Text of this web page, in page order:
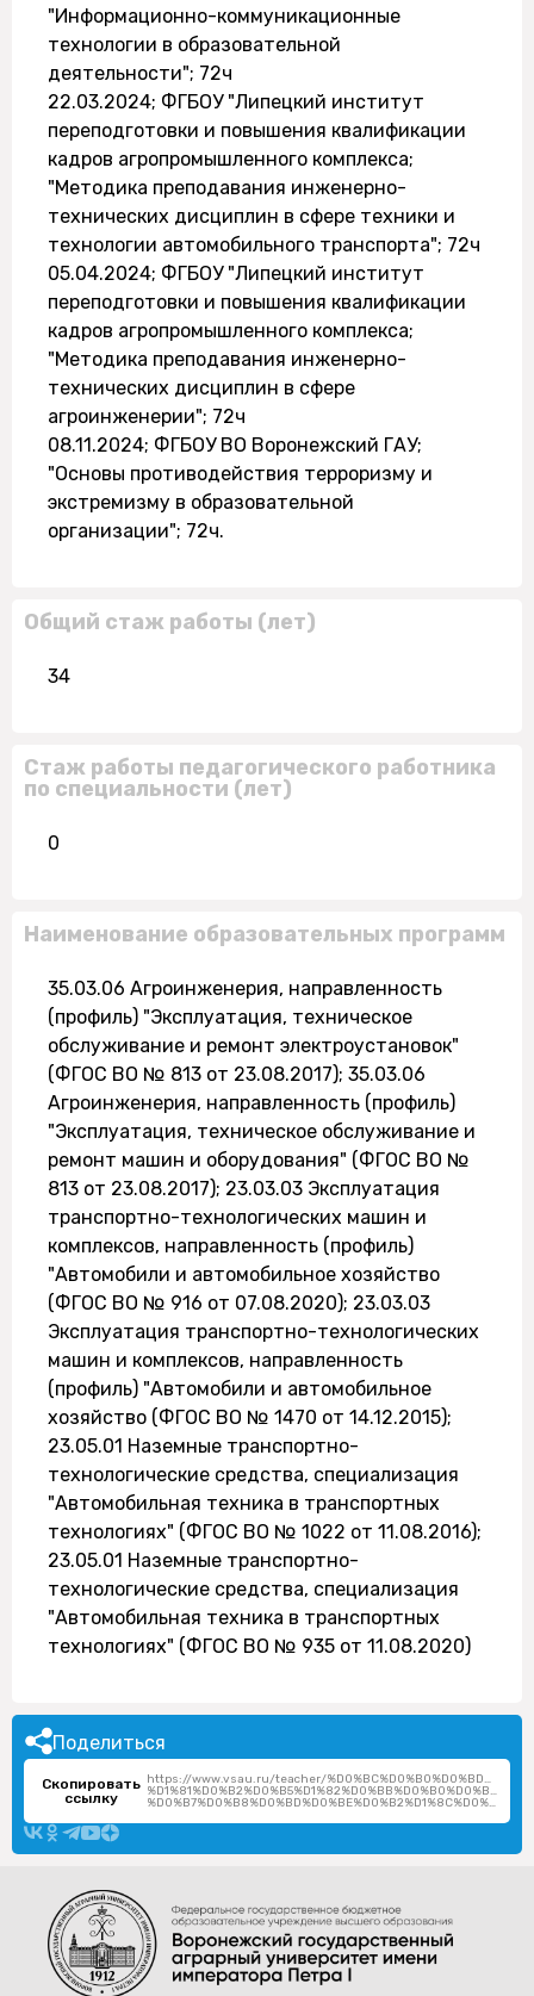
"Информационно-коммуникационные
технологии в образовательной
деятельности"; 72ч
22.03.2024; ФГБОУ "Липецкий институт
переподготовки и повышения квалификации
кадров агропромышленного комплекса;
"Методика преподавания инженерно-
технических дисциплин в сфере техники и
технологии автомобильного транспорта"; 72ч
05.04.2024; ФГБОУ "Липецкий институт
переподготовки и повышения квалификации
кадров агропромышленного комплекса;
"Методика преподавания инженерно-
технических дисциплин в сфере
агроинженерии"; 72ч
08.11.2024; ФГБОУ ВО Воронежский ГАУ;
"Основы противодействия терроризму и
экстремизму в образовательной
организации"; 72ч.
Общий стаж работы (лет)
34
Стаж работы педагогического работника
по специальности (лет)
0
Наименование образовательных программ
35.03.06 Агроинженерия, направленность
(профиль) "Эксплуатация, техническое
обслуживание и ремонт электроустановок"
(ФГОС ВО № 813 от 23.08.2017); 35.03.06
Агроинженерия, направленность (профиль)
"Эксплуатация, техническое обслуживание и
ремонт машин и оборудования" (ФГОС ВО №
813 от 23.08.2017); 23.03.03 Эксплуатация
транспортно-технологических машин и
комплексов, направленность (профиль)
"Автомобили и автомобильное хозяйство
(ФГОС ВО № 916 от 07.08.2020); 23.03.03
Эксплуатация транспортно-технологических
машин и комплексов, направленность
(профиль) "Автомобили и автомобильное
хозяйство (ФГОС ВО № 1470 от 14.12.2015);
23.05.01 Наземные транспортно-
технологические средства, специализация
"Автомобильная техника в транспортных
технологиях" (ФГОС ВО № 1022 от 11.08.2016);
23.05.01 Наземные транспортно-
технологические средства, специализация
"Автомобильная техника в транспортных
технологиях" (ФГОС ВО № 935 от 11.08.2020)
Поделиться
Скопировать
ссылку
https://www.vsau.ru/teacher/
%D0%B7%D0%B8%D0%BD%D0%BE%D0%B2%D1%8C%D0%B5%D0%B2%D0%BD%D0%B0/